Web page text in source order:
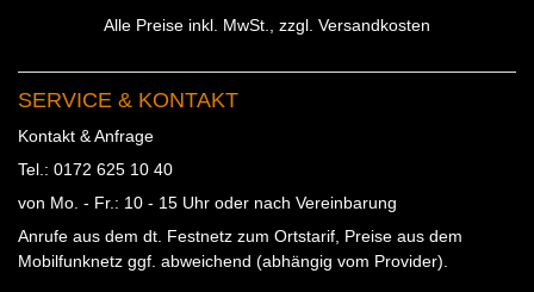
Alle Preise inkl. MwSt., zzgl. Versandkosten
SERVICE & KONTAKT
Kontakt & Anfrage
Tel.: 0172 625 10 40
von Mo. - Fr.: 10 - 15 Uhr oder nach Vereinbarung
Anrufe aus dem dt. Festnetz zum Ortstarif, Preise aus dem
Mobilfunknetz ggf. abweichend (abhängig vom Provider).